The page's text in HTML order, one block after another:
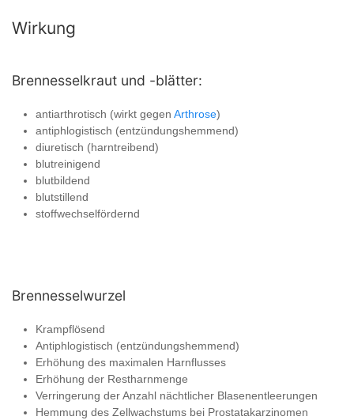
Wirkung
Brennesselkraut und -blätter:
antiarthrotisch (wirkt gegen Arthrose)
antiphlogistisch (entzündungshemmend)
diuretisch (harntreibend)
blutreinigend
blutbildend
blutstillend
stoffwechselfördernd
Brennesselwurzel
Krampflösend
Antiphlogistisch (entzündungshemmend)
Erhöhung des maximalen Harnflusses
Erhöhung der Restharnmenge
Verringerung der Anzahl nächtlicher Blasenentleerungen
Hemmung des Zellwachstums bei Prostatakarzinomen